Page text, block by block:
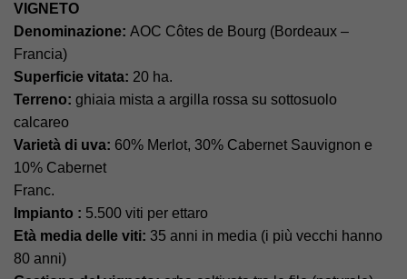
VIGNETO
Denominazione: AOC Côtes de Bourg (Bordeaux –
Francia)
Superficie vitata: 20 ha.
Terreno: ghiaia mista a argilla rossa su sottosuolo
calcareo
Varietà di uva: 60% Merlot, 30% Cabernet Sauvignon e
10% Cabernet
Franc.
Impianto : 5.500 viti per ettaro
Età media delle viti: 35 anni in media (i più vecchi hanno
80 anni)